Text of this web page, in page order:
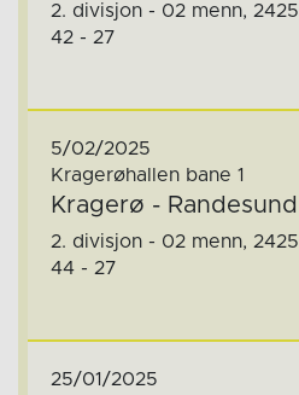
2. divisjon - 02 menn, 2425
42 - 27
5/02/2025
Kragerøhallen bane 1
Kragerø - Randesund
2. divisjon - 02 menn, 2425
44 - 27
25/01/2025